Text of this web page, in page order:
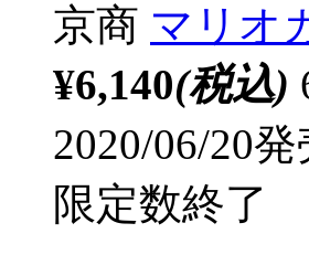
京商 マリオ
¥6,140(税込)
2020/06/20発
限定数終了